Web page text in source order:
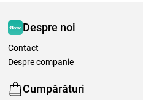
Despre noi
Contact
Despre companie
Cumpărături